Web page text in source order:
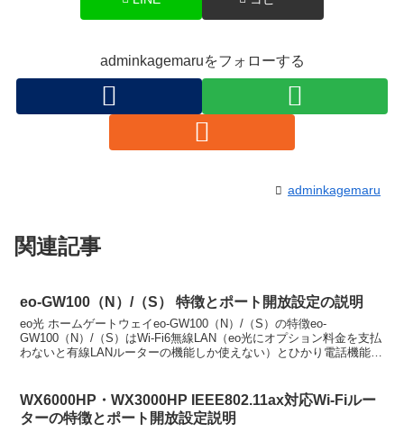
adminkagemaruをフォローする
adminkagemaru
関連記事
eo-GW100（N）/（S） 特徴とポート開放設定の説明
eo光 ホームゲートウェイeo-GW100（N）/（S）の特徴eo-
GW100（N）/（S）はWi-Fi6無線LAN（eo光にオプション料金を支払
わないと有線LANルーターの機能しか使えない）とひかり電話機能を
WX6000HP・WX3000HP IEEE802.11ax対応Wi-Fiルー
ターの特徴とポート開放設定説明